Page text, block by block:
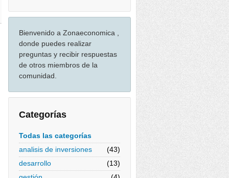
Bienvenido a Zonaeconomica ,
donde puedes realizar
preguntas y recibir respuestas
de otros miembros de la
comunidad.
Categorías
Todas las categorías
analisis de inversiones
(43)
desarrollo
(13)